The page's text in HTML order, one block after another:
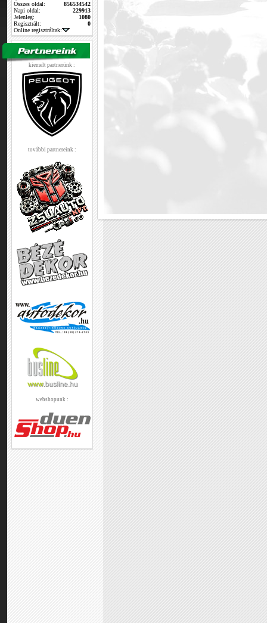
Összes oldal:
856534542
Napi oldal:
229913
Jelenleg:
1080
Regisztrált:
0
Online regisztráltak:
kiemelt partnerünk :
további partnereink :
webshopunk :